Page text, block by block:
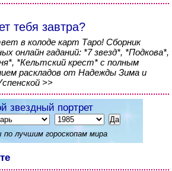
тебя завтра?
в колоде карт Таро! Сборник
онлайн гаданий: *7 звезд*, *Подкова*,
*Кельтский крест* с полным
раскладов от Надежды Зима и
>>
звездный портрет
лучшим гороскопам мира